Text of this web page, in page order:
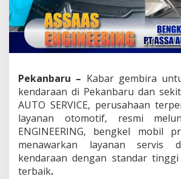
a
t
i
r
d
S
S
A
S
E
n
g
i
Pekanbaru – Kabar gembira
kendaraan di Pekanbaru dan
AUTO SERVICE, perusahaan
layanan otomotif, resmi
ENGINEERING, bengkel mobil
menawarkan layanan servis
kendaraan dengan standar
terbaik.